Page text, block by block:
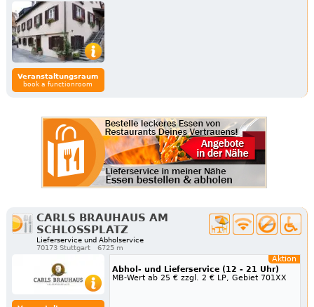
Veranstaltungsraum
book a functionroom
CARLS BRAUHAUS AM
SCHLOSSPLATZ
Lieferservice und Abholservice
70173 Stuttgart
6725 m
Aktion
Abhol- und Lieferservice (12 - 21 Uhr)
MB-Wert ab 25 € zzgl. 2 € LP, Gebiet 701XX